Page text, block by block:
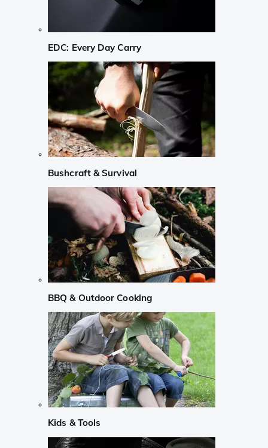
EDC: Every Day Carry
Bushcraft & Survival
BBQ & Outdoor Cooking
Kids & Tools